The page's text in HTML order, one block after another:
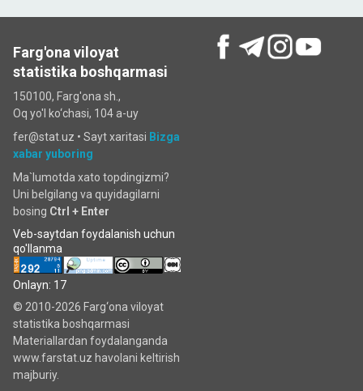
Farg'ona viloyat
statistika boshqarmasi
150100, Farg'ona sh.,
Oq yo'l ko‘chаsi, 104 a-uy
fer@stat.uz • Sayt xaritasi Bizga
xabar yuboring
Ma`lumotda xato topdingizmi?
Uni belgilang va quyidagilarni
bosing Ctrl + Enter
Veb-saytdan foydalanish uchun
qo'llanma
Onlayn: 17
© 2010-2026 Farg‘ona viloyat
statistika boshqarmasi
Materiallardan foydalanganda
www.farstat.uz havolani keltirish
majburiy.